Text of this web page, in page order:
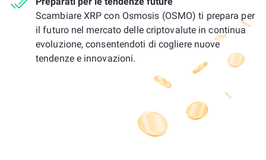
Scambiare XRP con Osmosis (OSMO) ti prepara per
il futuro nel mercato delle criptovalute in continua
evoluzione, consentendoti di cogliere nuove
tendenze e innovazioni.